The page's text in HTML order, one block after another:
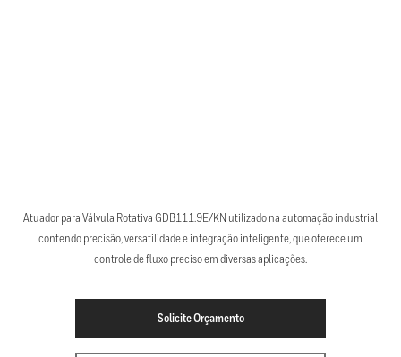
Atuador para Válvula Rotativa GDB111.9E/KN utilizado na automação industrial
contendo precisão, versatilidade e integração inteligente, que oferece um
controle de fluxo preciso em diversas aplicações.
Solicite Orçamento